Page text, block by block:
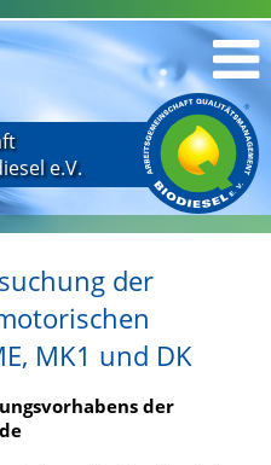
e.V.
der
MK1 und DK
der